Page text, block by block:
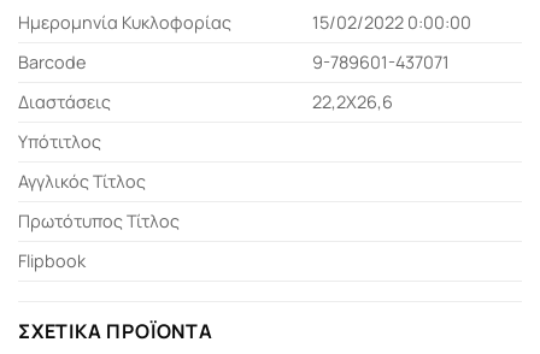
Ημερομηνία Κυκλοφορίας
15/02/2022 0:00:00
Barcode
9-789601-437071
Διαστάσεις
22,2Χ26,6
Υπότιτλος
Αγγλικός Τίτλος
Πρωτότυπος Τίτλος
Flipbook
ΣΧΕΤΙΚΆ ΠΡΟΪΌΝΤΑ